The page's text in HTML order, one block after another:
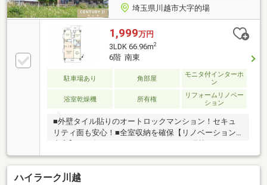
埼玉県川越市大字的場
1,999万円
3LDK 66.96m2
6階 南東
駐車場あり 角部屋
モニタ付インターホ
ン
浴室乾燥機 所有権
リフォームリノベー
ション
■外壁タイル貼りのオートロックマンション！セキュ
リティ面も安心！■全室収納を確保【リノベーション
ン・ユニットバス・トイレ・洗面台交換電気設備・建
具・給湯器・洗濯防水パン・浴室換気乾燥暖房機交
換、ハウスクリーニング 他【周辺環境】・霞ヶ関東
ハイラーク川越